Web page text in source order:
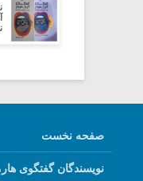
صفحه نخست
نویسندگان گفتگوی